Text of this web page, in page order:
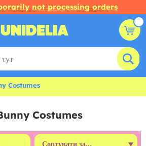
not processing orders
Costumes
Costumes